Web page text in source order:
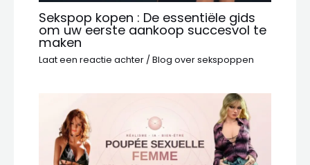
Sekspop kopen : De essentiële gids
om uw eerste aankoop succesvol te
maken
Laat een reactie achter /Blog over sekspoppen